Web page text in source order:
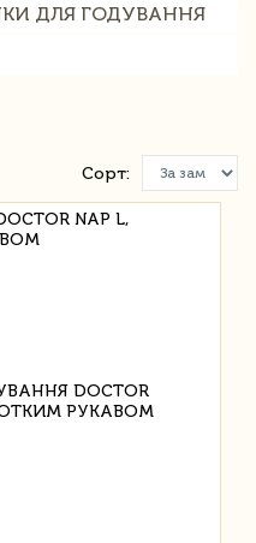
ДЛЯ ГОДУВАННЯ
Сорт:
NAP L,